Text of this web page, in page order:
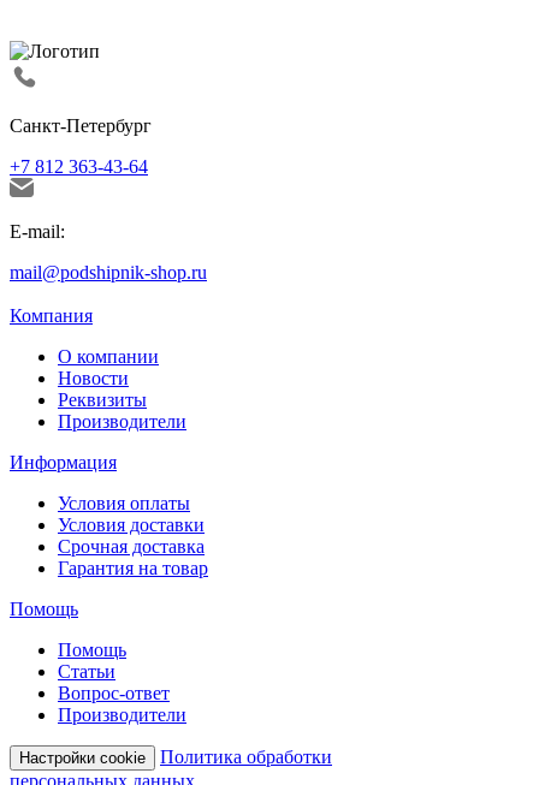
Санкт-Петербург
+7 812 363-43-64
E-mail:
mail@podshipnik-shop.ru
Компания
О компании
Новости
Реквизиты
Производители
Информация
Условия оплаты
Условия доставки
Срочная доставка
Гарантия на товар
Помощь
Помощь
Статьи
Вопрос-ответ
Производители
Настройки cookie
Политика обработки
персональных данных